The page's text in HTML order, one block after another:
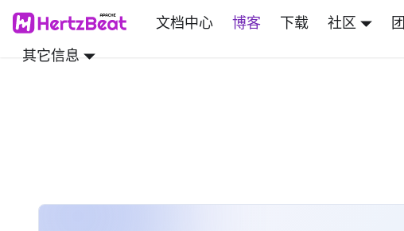
文档中心 博客 下载 社区
其它信息